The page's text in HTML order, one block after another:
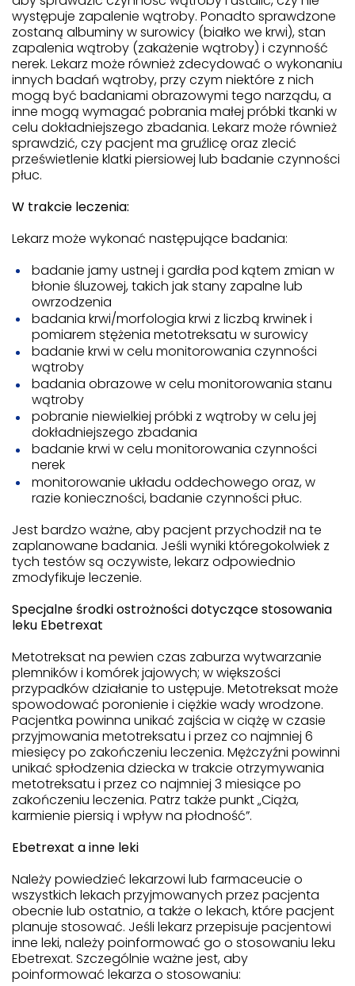
występuje zapalenie wątroby. Ponadto sprawdzone
zostaną albuminy w surowicy (białko we krwi), stan
zapalenia wątroby (zakażenie wątroby) i czynność
nerek. Lekarz może również zdecydować o wykonaniu
innych badań wątroby, przy czym niektóre z nich
mogą być badaniami obrazowymi tego narządu, a
inne mogą wymagać pobrania małej próbki tkanki w
celu dokładniejszego zbadania. Lekarz może również
sprawdzić, czy pacjent ma gruźlicę oraz zlecić
prześwietlenie klatki piersiowej lub badanie czynności
płuc.
W trakcie leczenia:
Lekarz może wykonać następujące badania:
badanie jamy ustnej i gardła pod kątem zmian w
błonie śluzowej, takich jak stany zapalne lub
owrzodzenia
badania krwi/morfologia krwi z liczbą krwinek i
pomiarem stężenia metotreksatu w surowicy
badanie krwi w celu monitorowania czynności
wątroby
badania obrazowe w celu monitorowania stanu
wątroby
pobranie niewielkiej próbki z wątroby w celu jej
dokładniejszego zbadania
badanie krwi w celu monitorowania czynności
nerek
monitorowanie układu oddechowego oraz, w
razie konieczności, badanie czynności płuc.
Jest bardzo ważne, aby pacjent przychodził na te
zaplanowane badania. Jeśli wyniki któregokolwiek z
tych testów są oczywiste, lekarz odpowiednio
zmodyfikuje leczenie.
Specjalne środki ostrożności dotyczące stosowania
leku Ebetrexat
Metotreksat na pewien czas zaburza wytwarzanie
plemników i komórek jajowych; w większości
przypadków działanie to ustępuje. Metotreksat może
spowodować poronienie i ciężkie wady wrodzone.
Pacjentka powinna unikać zajścia w ciążę w czasie
przyjmowania metotreksatu i przez co najmniej 6
miesięcy po zakończeniu leczenia. Mężczyźni powinni
unikać spłodzenia dziecka w trakcie otrzymywania
metotreksatu i przez co najmniej 3 miesiące po
zakończeniu leczenia. Patrz także punkt „Ciąża,
karmienie piersią i wpływ na płodność”.
Ebetrexat a inne leki
Należy powiedzieć lekarzowi lub farmaceucie o
wszystkich lekach przyjmowanych przez pacjenta
obecnie lub ostatnio, a także o lekach, które pacjent
planuje stosować. Jeśli lekarz przepisuje pacjentowi
inne leki, należy poinformować go o stosowaniu leku
Ebetrexat. Szczególnie ważne jest, aby
poinformować lekarza o stosowaniu: